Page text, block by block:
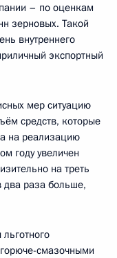
– по оценкам
зерновых. Такой
внутреннего
экспортный
мер ситуацию
средств, которые
на реализацию
году увеличен
на треть
два раза больше,
смазочными